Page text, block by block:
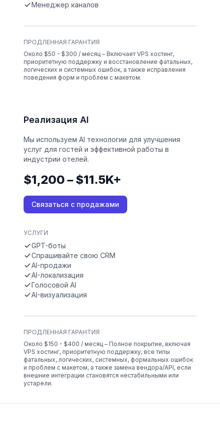
Менеджер каналов
ПРОДЛЕННАЯ ГАРАНТИЯ
Около $50 - $300 / месяц – Включает VPS хостинг,
приоритетную поддержку и восстановление фатальных,
логических и системных ошибок, а также исправления
поведения форм и проблем с макетом.
Реализация AI
Мы используем AI технологии для улучшения
услуг для гостей и эффективной работы в
индустрии отелей.
$1,200 – $11.5K+
Связаться с продажами
УСЛУГИ
GPT-боты
Спрашивайте свою CRM
AI-продажи
AI-локализация
Голосовой AI
AI-визуализация
ПРОДЛЕННАЯ ГАРАНТИЯ
Около $150 - $400 / месяц – Полное покрытие, включая
VPS хостинг, приоритетную поддержку, все типы
фатальных, логических, системных, формальных ошибок
и проблем с макетом, а также замена вендора/API, если
внешние интеграции становятся нестабильными или
устарели.